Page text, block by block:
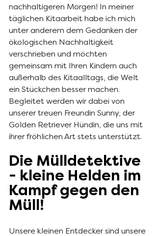
nachhaltigeren Morgen! In meiner
täglichen Kitaarbeit habe ich mich
unter anderem dem Gedanken der
ökologischen Nachhaltigkeit
verschrieben und möchten
gemeinsam mit Ihren Kindern auch
außerhalb des Kitaalltags, die Welt
ein Stückchen besser machen.
Begleitet werden wir dabei von
unserer treuen Freundin Sunny, der
Golden Retriever Hündin, die uns mit
ihrer fröhlichen Art stets unterstützt.
Die Mülldetektive
- kleine Helden im
Kampf gegen den
Müll!
Unsere kleinen Entdecker sind unsere